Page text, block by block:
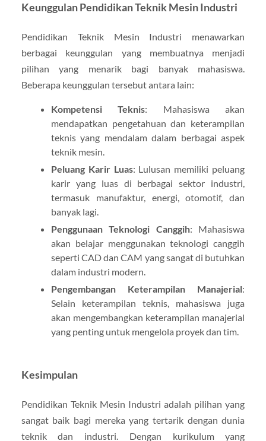
Keunggulan Pendidikan Teknik Mesin Industri
Pendidikan Teknik Mesin Industri menawarkan
berbagai keunggulan yang membuatnya menjadi
pilihan yang menarik bagi banyak mahasiswa.
Beberapa keunggulan tersebut antara lain:
Kompetensi Teknis: Mahasiswa akan
mendapatkan pengetahuan dan keterampilan
teknis yang mendalam dalam berbagai aspek
teknik mesin.
Peluang Karir Luas: Lulusan memiliki peluang
karir yang luas di berbagai sektor industri,
termasuk manufaktur, energi, otomotif, dan
banyak lagi.
Penggunaan Teknologi Canggih: Mahasiswa
akan belajar menggunakan teknologi canggih
seperti CAD dan CAM yang sangat di butuhkan
dalam industri modern.
Pengembangan Keterampilan Manajerial:
Selain keterampilan teknis, mahasiswa juga
akan mengembangkan keterampilan manajerial
yang penting untuk mengelola proyek dan tim.
Kesimpulan
Pendidikan Teknik Mesin Industri adalah pilihan yang
sangat baik bagi mereka yang tertarik dengan dunia
teknik dan industri. Dengan kurikulum yang